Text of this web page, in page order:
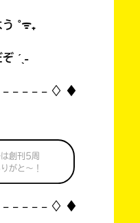
創刊5周
がと～！
う ˚ᯤ₊
ˊˎ˗
𓐄 𓐄 𓐄 𓐄 ♢ ♦︎
んすよ…！
𓐄 𓐄 𓐄 𓐄 ♢ ♦︎